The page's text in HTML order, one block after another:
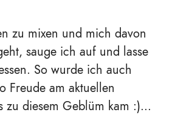
zu mixen und mich davon
sauge ich auf und lasse
So wurde ich auch
Freude am aktuellen
zu diesem Geblüm kam :)...